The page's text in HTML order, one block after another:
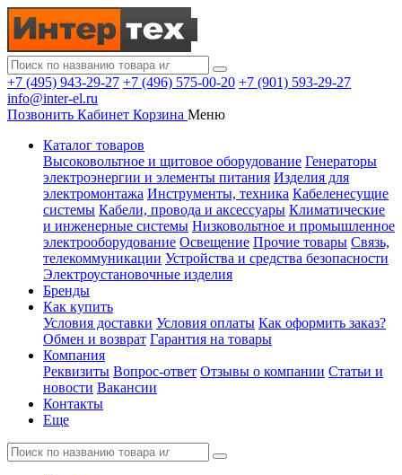
+7 (495) 943-29-27 +7 (496) 575-00-20 +7 (901) 593-29-27
info@inter-el.ru
Позвонить Кабинет Корзина Меню
Каталог товаров
Высоковольтное и щитовое оборудование Генераторы
электроэнергии и элементы питания Изделия для
электромонтажа Инструменты, техника Кабеленесущие
системы Кабели, провода и аксессуары Климатические
и инженерные системы Низковольтное и промышленное
электрооборудование Освещение Прочие товары Связь,
телекоммуникации Устройства и средства безопасности
Электроустановочные изделия
Бренды
Как купить
Условия доставки Условия оплаты Как оформить заказ?
Обмен и возврат Гарантия на товары
Компания
Реквизиты Вопрос-ответ Отзывы о компании Статьи и
новости Вакансии
Контакты
Еще